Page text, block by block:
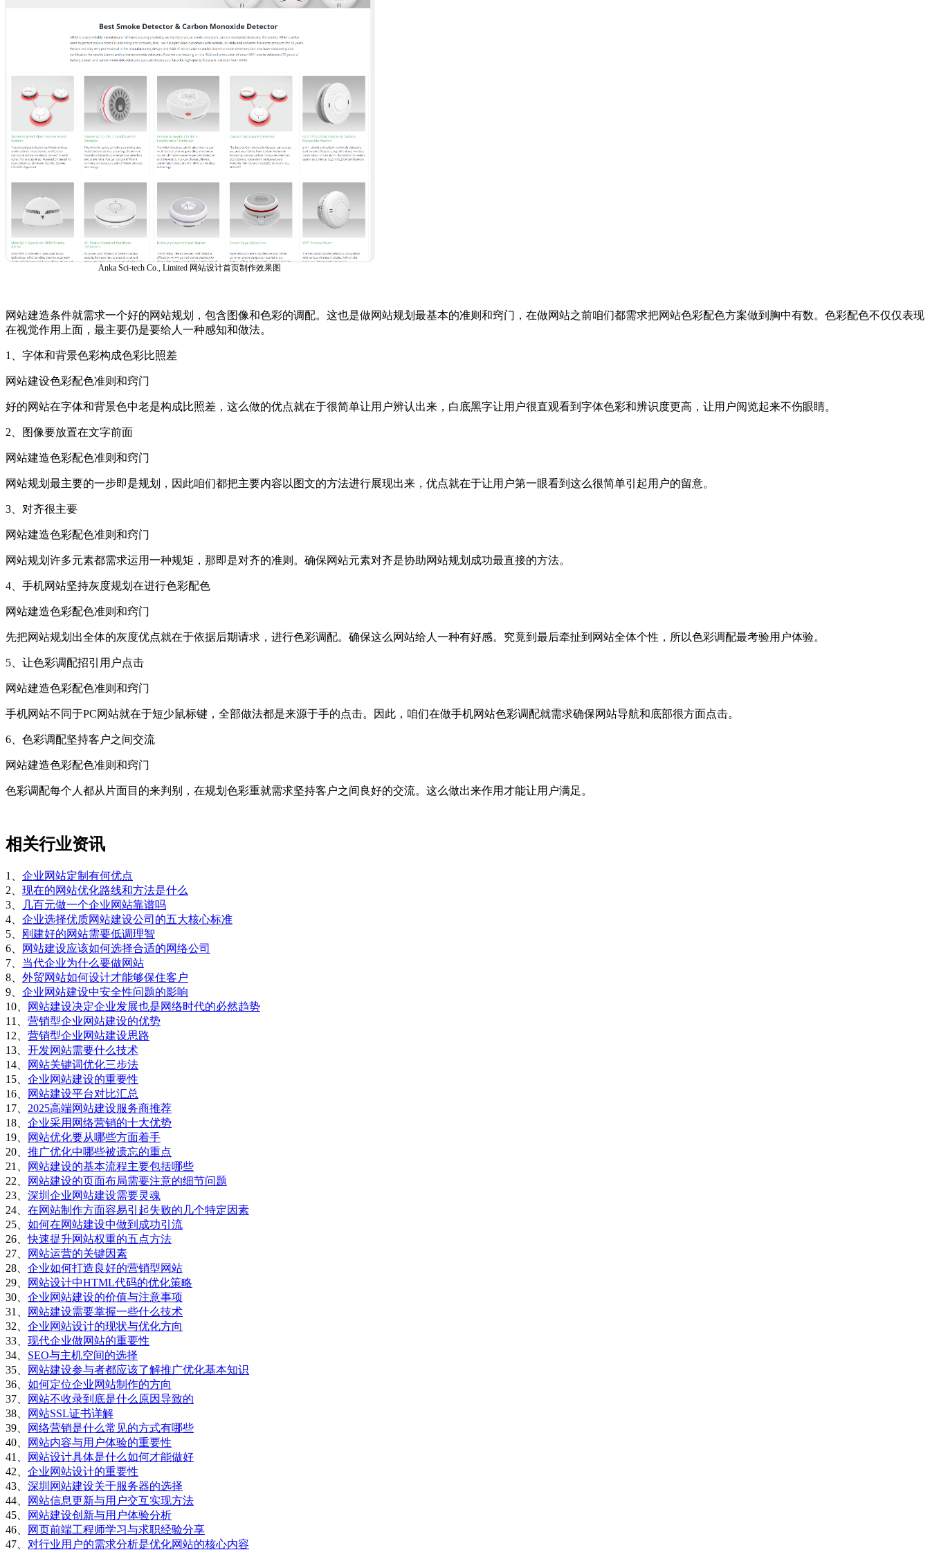
Anka Sci-tech Co., Limited 网站设计首页制作效果图
网站建造条件就需求一个好的网站规划，包含图像和色彩的调配。这也是做网站规划最基本的准则和窍门，在做网站之前咱们都需求把网站色彩配色方案做到胸中有数。色彩配色不仅仅表现
在视觉作用上面，最主要仍是要给人一种感知和做法。
1、字体和背景色彩构成色彩比照差
网站建设色彩配色准则和窍门
好的网站在字体和背景色中老是构成比照差，这么做的优点就在于很简单让用户辨认出来，白底黑字让用户很直观看到字体色彩和辨识度更高，让用户阅览起来不伤眼睛。
2、图像要放置在文字前面
网站建造色彩配色准则和窍门
网站规划最主要的一步即是规划，因此咱们都把主要内容以图文的方法进行展现出来，优点就在于让用户第一眼看到这么很简单引起用户的留意。
3、对齐很主要
网站建造色彩配色准则和窍门
网站规划许多元素都需求运用一种规矩，那即是对齐的准则。确保网站元素对齐是协助网站规划成功最直接的方法。
4、手机网站坚持灰度规划在进行色彩配色
网站建造色彩配色准则和窍门
先把网站规划出全体的灰度优点就在于依据后期请求，进行色彩调配。确保这么网站给人一种有好感。究竟到最后牵扯到网站全体个性，所以色彩调配最考验用户体验。
5、让色彩调配招引用户点击
网站建造色彩配色准则和窍门
手机网站不同于PC网站就在于短少鼠标键，全部做法都是来源于手的点击。因此，咱们在做手机网站色彩调配就需求确保网站导航和底部很方面点击。
6、色彩调配坚持客户之间交流
网站建造色彩配色准则和窍门
色彩调配每个人都从片面目的来判别，在规划色彩重就需求坚持客户之间良好的交流。这么做出来作用才能让用户满足。
相关行业资讯
1、 企业网站定制有何优点
2、 现在的网站优化路线和方法是什么
3、
几百元做一个企业网站靠谱吗
4、 企业选择优质网站建设公司的五大核心标准
5、
刚建好的网站需要低调理智
6、
网站建设应该如何选择合适的网络公司
7、 当代企业为什么要做网站
8、 外贸网站如何设计才能够保住客户
9、 企业网站建设中安全性问题的影响
10、
网站建设决定企业发展也是网络时代的必然趋势
11、 营销型企业网站建设的优势
12、 营销型企业网站建设思路
13、 开发网站需要什么技术
14、
网站关键词优化三步法
15、 企业网站建设的重要性
16、
网站建设平台对比汇总
17、 2025高端网站建设服务商推荐
18、 企业采用网络营销的十大优势
19、
网站优化要从哪些方面着手
20、 推广优化中哪些被遗忘的重点
21、
网站建设的基本流程主要包括哪些
22、
网站建设的页面布局需要注意的细节问题
23、 深圳企业网站建设需要灵魂
24、 在网站制作方面容易引起失败的几个特定因素
25、 如何在网站建设中做到成功引流
26、快速提升网站权重的五点方法
27、
网站运营的关键因素
28、 企业如何打造良好的营销型网站
29、
网站设计中HTML代码的优化策略
30、 企业网站建设的价值与注意事项
31、
网站建设需要掌握一些什么技术
32、 企业网站设计的现状与优化方向
33、 现代企业做网站的重要性
34、 SEO与主机空间的选择
35、
网站建设参与者都应该了解推广优化基本知识
36、 如何定位企业网站制作的方向
37、
网站不收录到底是什么原因导致的
38、
网站SSL证书详解
39、
网络营销是什么常见的方式有哪些
40、
网站内容与用户体验的重要性
41、
网站设计具体是什么如何才能做好
42、 企业网站设计的重要性
43、 深圳网站建设关于服务器的选择
44、
网站信息更新与用户交互实现方法
45、
网站建设创新与用户体验分析
46、
网页前端工程师学习与求职经验分享
47、 对行业用户的需求分析是优化网站的核心内容